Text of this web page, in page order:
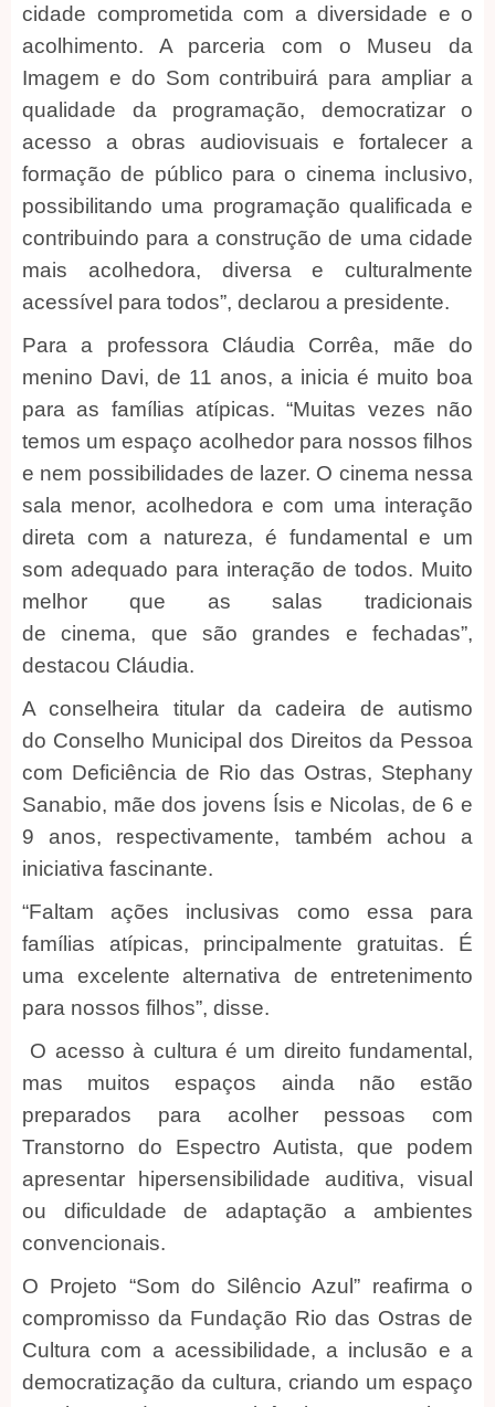
cidade comprometida com a diversidade e o
acolhimento. A parceria com o Museu da
Imagem e do Som contribuirá para ampliar a
qualidade da programação, democratizar o
acesso a obras audiovisuais e fortalecer a
formação de público para o cinema inclusivo,
possibilitando uma programação qualificada e
contribuindo para a construção de uma cidade
mais acolhedora, diversa e culturalmente
acessível para todos”, declarou a presidente.
Para a professora Cláudia Corrêa, mãe do
menino Davi, de 11 anos, a inicia é muito boa
para as famílias atípicas. “Muitas vezes não
temos um espaço acolhedor para nossos filhos
e nem possibilidades de lazer. O cinema nessa
sala menor, acolhedora e com uma interação
direta com a natureza, é fundamental e um
som adequado para interação de todos. Muito
melhor que as salas tradicionais
de cinema, que são grandes e fechadas”,
destacou Cláudia.
A conselheira titular da cadeira de autismo
do Conselho Municipal dos Direitos da Pessoa
com Deficiência de Rio das Ostras, Stephany
Sanabio, mãe dos jovens Ísis e Nicolas, de 6 e
9 anos, respectivamente, também achou a
iniciativa fascinante.
“Faltam ações inclusivas como essa para
famílias atípicas, principalmente gratuitas. É
uma excelente alternativa de entretenimento
para nossos filhos”, disse.
O acesso à cultura é um direito fundamental,
mas muitos espaços ainda não estão
preparados para acolher pessoas com
Transtorno do Espectro Autista, que podem
apresentar hipersensibilidade auditiva, visual
ou dificuldade de adaptação a ambientes
convencionais.
O Projeto “Som do Silêncio Azul” reafirma o
compromisso da Fundação Rio das Ostras de
Cultura com a acessibilidade, a inclusão e a
democratização da cultura, criando um espaço